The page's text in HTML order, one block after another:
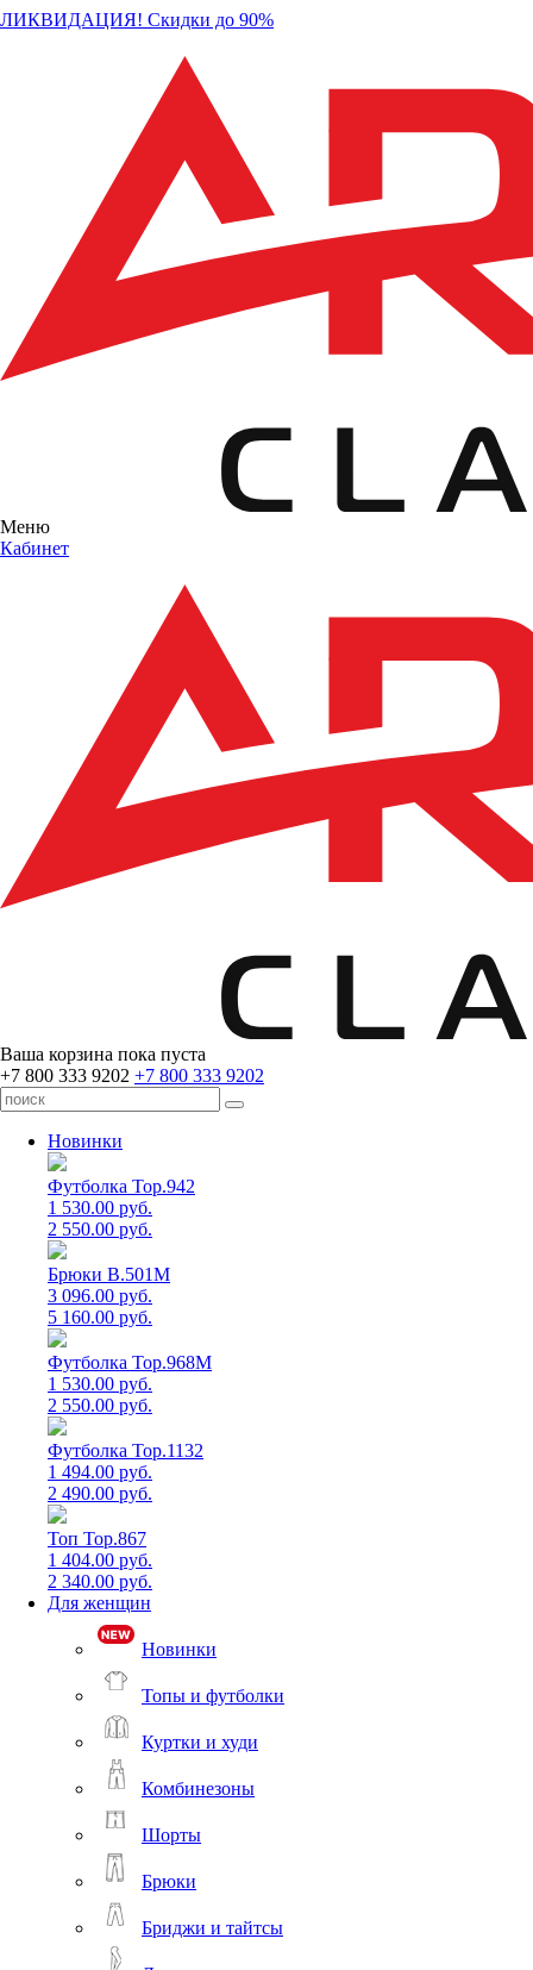
ЛИКВИДАЦИЯ! Скидки до 90%
Меню
Кабинет
Ваша корзина пока пуста
+7 800 333 9202 +7 800 333 9202
Новинки
Футболка Top.942
1 530.00 руб.
2 550.00 руб.
Брюки B.501M
3 096.00 руб.
5 160.00 руб.
Футболка Top.968M
1 530.00 руб.
2 550.00 руб.
Футболка Top.1132
1 494.00 руб.
2 490.00 руб.
Топ Top.867
1 404.00 руб.
2 340.00 руб.
Для женщин
Новинки
Топы и футболки
Куртки и худи
Комбинезоны
Шорты
Брюки
Бриджи и тайтсы